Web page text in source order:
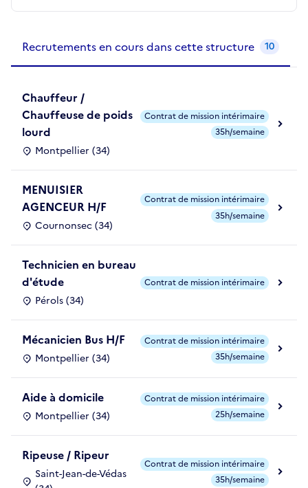
Recrutements en cours dans cette structure 10
Chauffeur /
Chauffeuse de poids
lourd
Montpellier (34)
Contrat de mission intérimaire
35h/semaine
MENUISIER
AGENCEUR H/F
Cournonsec (34)
Contrat de mission intérimaire
35h/semaine
Technicien en bureau
d'étude
Pérols (34)
Contrat de mission intérimaire
Mécanicien Bus H/F
Montpellier (34)
Contrat de mission intérimaire
35h/semaine
Aide à domicile
Montpellier (34)
Contrat de mission intérimaire
25h/semaine
Ripeuse / Ripeur
Saint-Jean-de-Védas
Contrat de mission intérimaire
35h/semaine